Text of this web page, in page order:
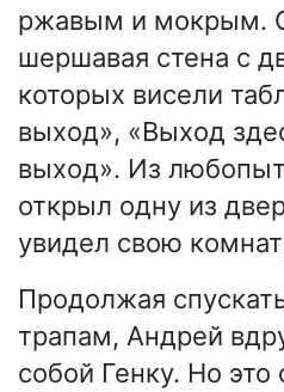
ржавым и мокрым.
шершавая стена с
которых висели
выход», «Выход
выход». Из
открыл одну из
увидел свою
Продолжая
трапам, Андрей
собой Генку. Но это